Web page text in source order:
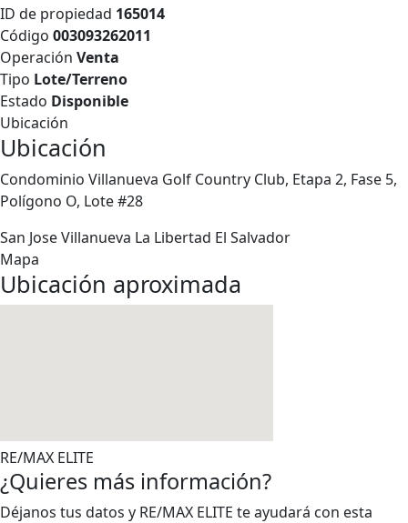
ID de propiedad 165014
Código 003093262011
Operación Venta
Tipo Lote/Terreno
Estado Disponible
Ubicación
Ubicación
Condominio Villanueva Golf Country Club, Etapa 2, Fase 5,
Polígono O, Lote #28
San Jose Villanueva La Libertad El Salvador
Mapa
Ubicación aproximada
RE/MAX ELITE
¿Quieres más información?
Déjanos tus datos y RE/MAX ELITE te ayudará con esta